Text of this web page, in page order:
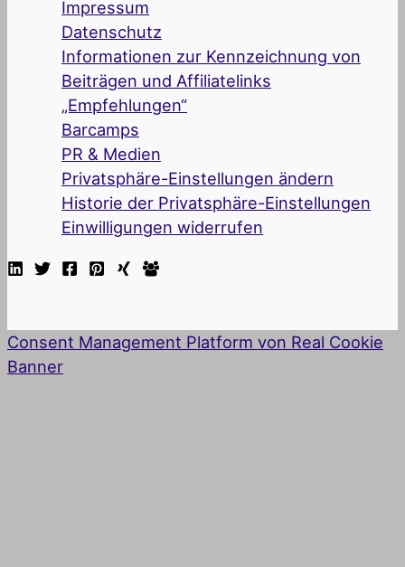
Impressum
Datenschutz
Informationen zur Kennzeichnung von
Beiträgen und Affiliatelinks
„Empfehlungen“
Barcamps
PR & Medien
Privatsphäre-Einstellungen ändern
Historie der Privatsphäre-Einstellungen
Einwilligungen widerrufen
Consent Management Platform von Real Cookie
Banner